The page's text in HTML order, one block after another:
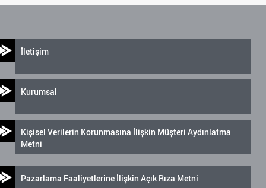
İletişim
Kurumsal
Kişisel Verilerin Korunmasına İlişkin Müşteri Aydınlatma
Metni
Pazarlama Faaliyetlerine İlişkin Açık Rıza Metni